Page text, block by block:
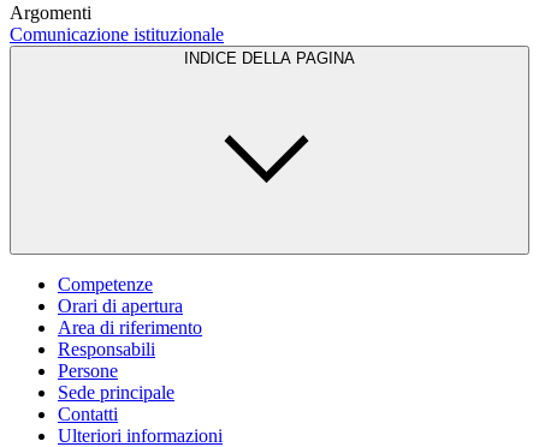
Argomenti
Comunicazione istituzionale
INDICE DELLA PAGINA
Competenze
Orari di apertura
Area di riferimento
Responsabili
Persone
Sede principale
Contatti
Ulteriori informazioni